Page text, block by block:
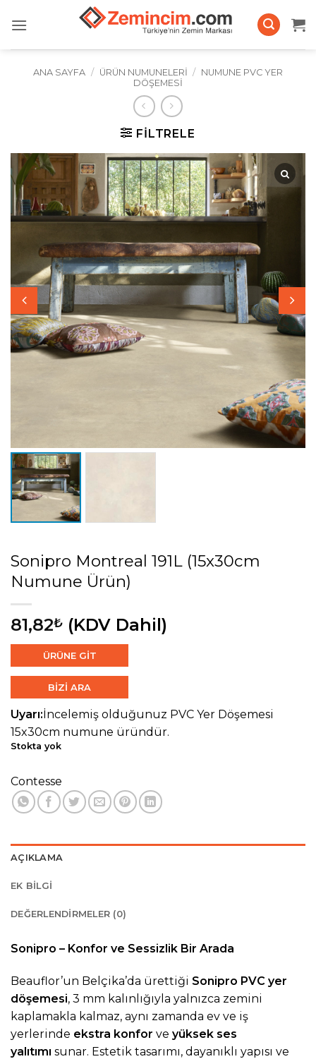
atla
ANA SAYFA / ÜRÜN NUMUNELERI / NUMUNE PVC YER
DÖŞEMESI
FILTRELE
Sonipro Montreal 191L (15x30cm
Numune Ürün)
81,82₺ (KDV Dahil)
ÜRÜNE GİT
BİZİ ARA
Uyarı:İncelemiş olduğunuz PVC Yer Döşemesi
15x30cm numune üründür.
Stokta yok
Contesse
AÇIKLAMA
EK BILGI
DEĞERLENDIRMELER (0)
Sonipro – Konfor ve Sessizlik Bir Arada
Beauflor’un Belçika’da ürettiği Sonipro PVC yer
döşemesi, 3 mm kalınlığıyla yalnızca zemini
kaplamakla kalmaz, aynı zamanda ev ve iş
yerlerinde ekstra konfor ve yüksek ses
yalıtımı sunar. Estetik tasarımı, dayanıklı yapısı ve